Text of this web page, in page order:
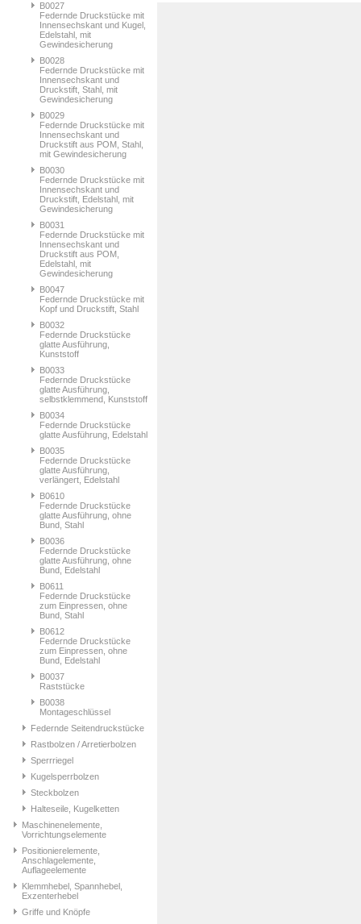
B0027
Federnde Druckstücke mit
Innensechskant und Kugel,
Edelstahl, mit
Gewindesicherung
B0028
Federnde Druckstücke mit
Innensechskant und
Druckstift, Stahl, mit
Gewindesicherung
B0029
Federnde Druckstücke mit
Innensechskant und
Druckstift aus POM, Stahl,
mit Gewindesicherung
B0030
Federnde Druckstücke mit
Innensechskant und
Druckstift, Edelstahl, mit
Gewindesicherung
B0031
Federnde Druckstücke mit
Innensechskant und
Druckstift aus POM,
Edelstahl, mit
Gewindesicherung
B0047
Federnde Druckstücke mit
Kopf und Druckstift, Stahl
B0032
Federnde Druckstücke
glatte Ausführung,
Kunststoff
B0033
Federnde Druckstücke
glatte Ausführung,
selbstklemmend, Kunststoff
B0034
Federnde Druckstücke
glatte Ausführung, Edelstahl
B0035
Federnde Druckstücke
glatte Ausführung,
verlängert, Edelstahl
B0610
Federnde Druckstücke
glatte Ausführung, ohne
Bund, Stahl
B0036
Federnde Druckstücke
glatte Ausführung, ohne
Bund, Edelstahl
B0611
Federnde Druckstücke
zum Einpressen, ohne
Bund, Stahl
B0612
Federnde Druckstücke
zum Einpressen, ohne
Bund, Edelstahl
B0037
Raststücke
B0038
Montageschlüssel
Federnde Seitendruckstücke
Rastbolzen / Arretierbolzen
Sperrriegel
Kugelsperrbolzen
Steckbolzen
Halteseile, Kugelketten
Maschinenelemente,
Vorrichtungselemente
Positionierelemente,
Anschlagelemente,
Auflageelemente
Klemmhebel, Spannhebel,
Exzenterhebel
Griffe und Knöpfe